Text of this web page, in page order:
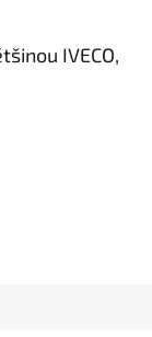
IVECO,